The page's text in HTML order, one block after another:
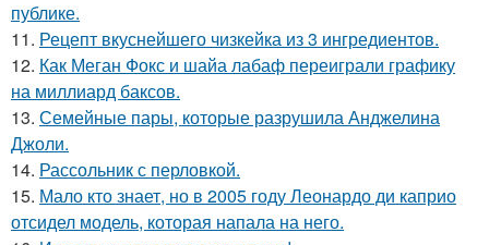
публике.
11. Рецепт вкуснейшего чизкейка из 3 ингредиентов.
12. Как Меган Фокс и шайа лабаф переиграли графику
на миллиард баксов.
13. Семейные пары, которые разрушила Анджелина
Джоли.
14. Рассольник с перловкой.
15. Мало кто знает, но в 2005 году Леонардо ди каприо
отсидел модель, которая напала на него.